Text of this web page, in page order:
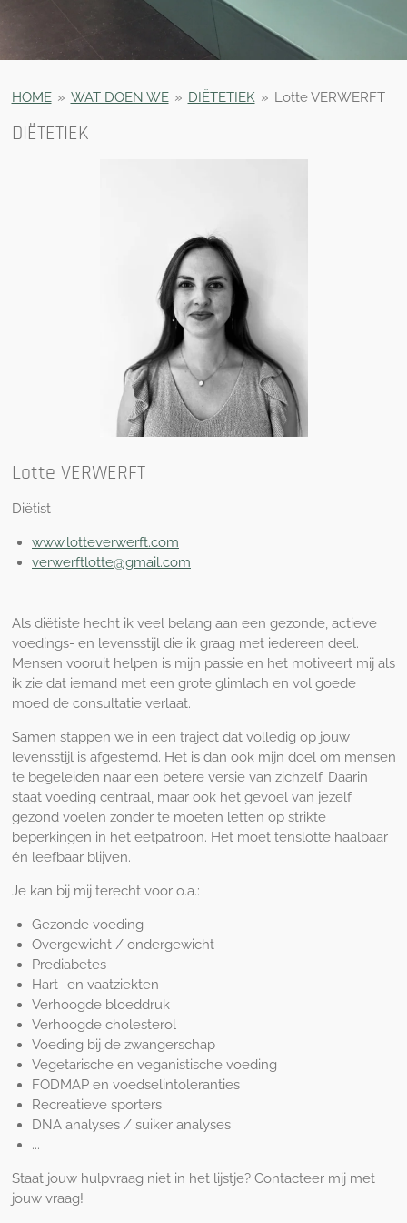
HOME » WAT DOEN WE » DIËTETIEK » Lotte VERWERFT
DIËTETIEK
Lotte VERWERFT
Diëtist
www.lotteverwerft.com
verwerftlotte@gmail.com
Als diëtiste hecht ik veel belang aan een gezonde, actieve
voedings- en levensstijl die ik graag met iedereen deel.
Mensen vooruit helpen is mijn passie en het motiveert mij als
ik zie dat iemand met een grote glimlach en vol goede
moed de consultatie verlaat.
Samen stappen we in een traject dat volledig op jouw
levensstijl is afgestemd. Het is dan ook mijn doel om mensen
te begeleiden naar een betere versie van zichzelf. Daarin
staat voeding centraal, maar ook het gevoel van jezelf
gezond voelen zonder te moeten letten op strikte
beperkingen in het eetpatroon. Het moet tenslotte haalbaar
én leefbaar blijven.
Je kan bij mij terecht voor o.a.:
Gezonde voeding
Overgewicht / ondergewicht
Prediabetes
Hart- en vaatziekten
Verhoogde bloeddruk
Verhoogde cholesterol
Voeding bij de zwangerschap
Vegetarische en veganistische voeding
FODMAP en voedselintoleranties
Recreatieve sporters
DNA analyses / suiker analyses
...
Staat jouw hulpvraag niet in het lijstje? Contacteer mij met
jouw vraag!